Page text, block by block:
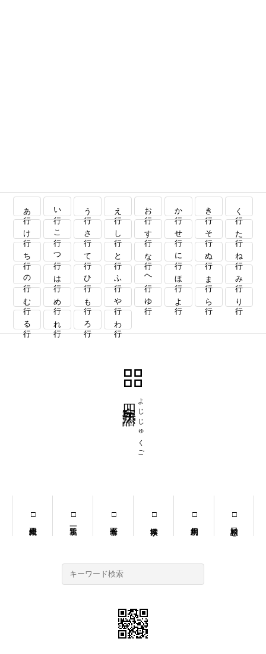
あ行 い行 う行 え行 お行 か行 き行 く行
け行 こ行 さ行 し行 す行 せ行 そ行 た行
ち行 つ行 て行 と行 な行 に行 ぬ行 ね行
の行 は行 ひ行 ふ行 へ行 ほ行 ま行 み行
む行 め行 も行 や行 ゆ行 よ行 ら行 り行
る行 れ行 ろ行 わ行
よじじゅくご